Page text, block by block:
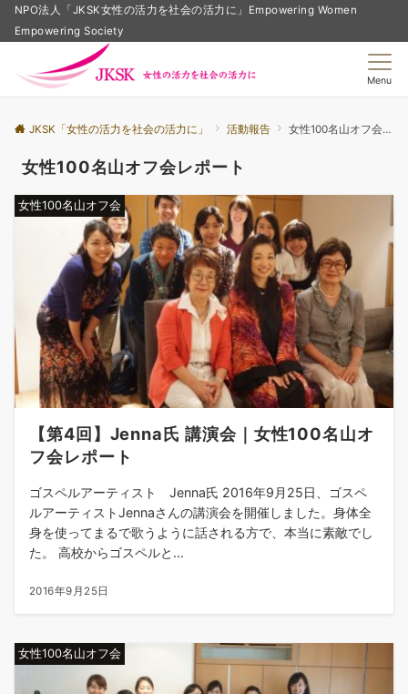
NPO法人「JKSK女性の活力を社会の活力に」Empowering Women
Empowering Society
Menu
JKSK「女性の活力を社会の活力に」 活動報告 女性100名山オフ会レポート
女性100名山オフ会レポート
女性100名山オフ会
【第4回】Jenna氏 講演会｜女性100名山オ
フ会レポート
ゴスペルアーティスト Jenna氏 2016年9月25日、ゴスペ
ルアーティストJennaさんの講演会を開催しました。身体全
身を使ってまるで歌うように話される方で、本当に素敵でし
た。 高校からゴスペルと...
2016年9月25日
女性100名山オフ会